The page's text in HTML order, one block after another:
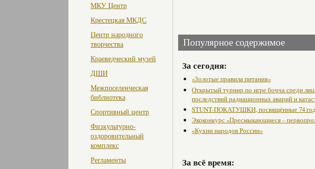
МКУ Центр
Крестецкая МКДС
Центр народного
творчества
Краеведческий музей
ДШИ
Межпоселенческая
библиотека
Спортивный центр
Физкультурно-
оздоровительный
комплекс
Регламенты
Популярное содержимое
За сегодня:
«Золотые правила питания»
Открытый турнир по игре бочча среди
последствий радиационных аварий и
STUNT-ПОКАТУШКИ, посвящённые 74
Экоконкурс «Пресмыкающиеся –
«Кухни народов России»
За всё время: